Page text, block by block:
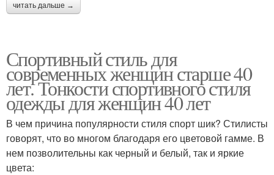
читать дальше →
Спортивный стиль для
современных женщин старше 40
лет. Тонкости спортивного стиля
одежды для женщин 40 лет
В чем причина популярности стиля спорт шик? Стилисты
говорят, что во многом благодаря его цветовой гамме. В
нем позволительны как черный и белый, так и яркие
цвета: